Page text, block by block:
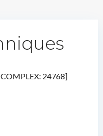
24768]